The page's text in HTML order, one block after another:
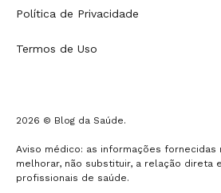
Política de Privacidade
Termos de Uso
2026 © Blog da Saúde.
Aviso médico: as informações fornecidas
melhorar, não substituir, a relação direta
profissionais de saúde.